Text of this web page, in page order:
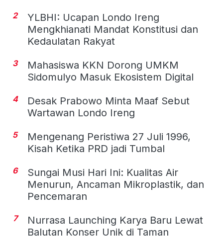
2
YLBHI: Ucapan Londo Ireng
Mengkhianati Mandat Konstitusi dan
Kedaulatan Rakyat
3
Mahasiswa KKN Dorong UMKM
Sidomulyo Masuk Ekosistem Digital
4
Desak Prabowo Minta Maaf Sebut
Wartawan Londo Ireng
5
Mengenang Peristiwa 27 Juli 1996,
Kisah Ketika PRD jadi Tumbal
6
Sungai Musi Hari Ini: Kualitas Air
Menurun, Ancaman Mikroplastik, dan
Pencemaran
7
Nurrasa Launching Karya Baru Lewat
Balutan Konser Unik di Taman